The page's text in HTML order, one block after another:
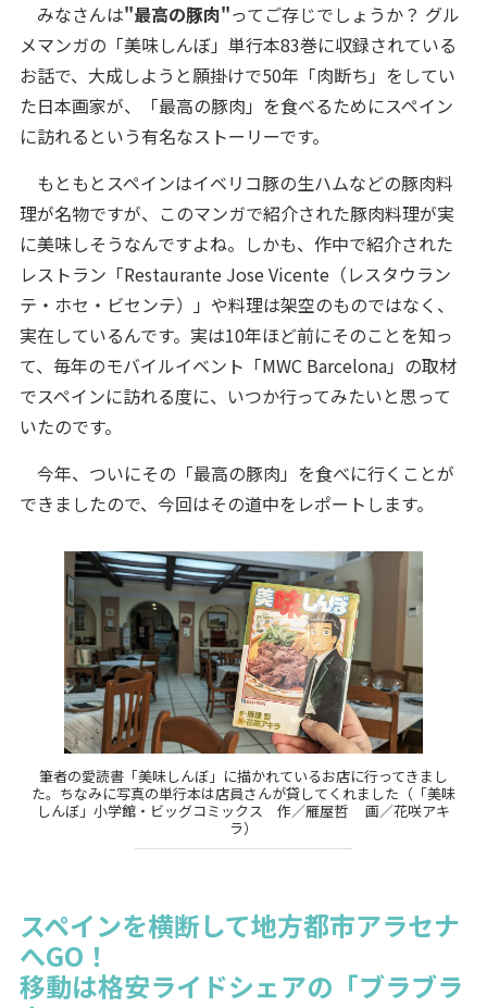
みなさんは"最高の豚肉"ってご存じでしょうか？ グル
メマンガの「美味しんぼ」単行本83巻に収録されている
お話で、大成しようと願掛けで50年「肉断ち」をしてい
た日本画家が、「最高の豚肉」を食べるためにスペイン
に訪れるという有名なストーリーです。
もともとスペインはイベリコ豚の生ハムなどの豚肉料
理が名物ですが、このマンガで紹介された豚肉料理が実
に美味しそうなんですよね。しかも、作中で紹介された
レストラン「Restaurante Jose Vicente（レスタウラン
テ・ホセ・ビセンテ）」や料理は架空のものではなく、
実在しているんです。実は10年ほど前にそのことを知っ
て、毎年のモバイルイベント「MWC Barcelona」の取材
でスペインに訪れる度に、いつか行ってみたいと思って
いたのです。
今年、ついにその「最高の豚肉」を食べに行くことが
できましたので、今回はその道中をレポートします。
筆者の愛読書「美味しんぼ」に描かれているお店に行ってきまし
た。ちなみに写真の単行本は店員さんが貸してくれました（「美味
しんぼ」小学館・ビッグコミックス 作／雁屋哲 画／花咲アキ
ラ）
スペインを横断して地方都市アラセナ
へGO！
移動は格安ライドシェアの「ブラブラ